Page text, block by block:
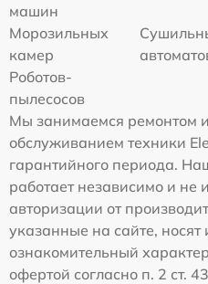
машин
Морозильных
камер
Роботов-
пылесосов
Мы занимаемся ремонтом
обслуживанием техники
гарантийного периода.
работает независимо и не
авторизации от
указанные на сайте, носят
ознакомительный
офертой согласно п. 2 ст.